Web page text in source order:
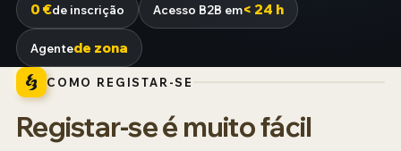
0 €de inscrição Acesso B2B em< 24 h
Agentede zona
COMO REGISTAR-SE
Registar-se é muito fácil